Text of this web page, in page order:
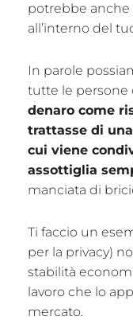
potrebbe anche
all’interno del
In parole
tutte le persone
denaro come
trattasse di
cui viene
assottiglia
manciata di
Ti faccio un
per la privacy)
stabilità
lavoro che lo
mercato.